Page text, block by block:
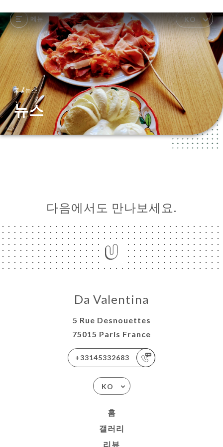
메뉴 KO
홈/뉴스
뉴스
다음에서도 만나보세요.
Da Valentina
5 Rue Desnouettes
75015 Paris France
+33145332683
KO
홈
갤러리
리뷰